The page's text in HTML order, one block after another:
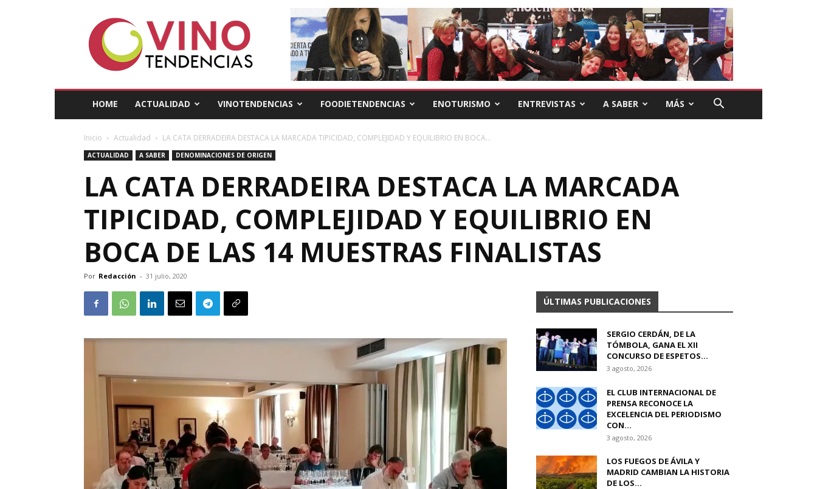
Vino
Tendencias
HOME ACTUALIDAD VINOTENDENCIAS FOODIETENDENCIAS ENOTURISMO ENTREVISTAS A SABER MÁS
Inicio Actualidad LA CATA DERRADEIRA DESTACA LA MARCADA TIPICIDAD, COMPLEJIDAD Y EQUILIBRIO EN BOCA...
ACTUALIDAD A SABER DENOMINACIONES DE ORIGEN
LA CATA DERRADEIRA DESTACA LA MARCADA
TIPICIDAD, COMPLEJIDAD Y EQUILIBRIO EN
BOCA DE LAS 14 MUESTRAS FINALISTAS
Por Redacción - 31 julio, 2020
ÚLTIMAS PUBLICACIONES
SERGIO CERDÁN, DE LA
TÓMBOLA, GANA EL XII
CONCURSO DE ESPETOS...
3 agosto, 2026
EL CLUB INTERNACIONAL DE
PRENSA RECONOCE LA
EXCELENCIA DEL PERIODISMO
CON...
3 agosto, 2026
LOS FUEGOS DE ÁVILA Y
MADRID CAMBIAN LA HISTORIA
DE LOS...